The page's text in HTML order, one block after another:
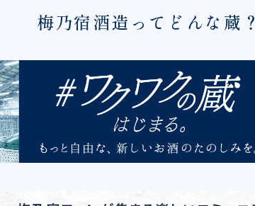
梅乃宿酒造ってどんな蔵？